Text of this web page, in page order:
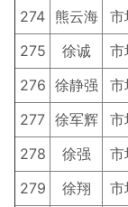
274 熊云海 市
275
徐诚 市
276 徐静强 市
277 徐军辉 市
278
徐强 市
279
徐翔 市